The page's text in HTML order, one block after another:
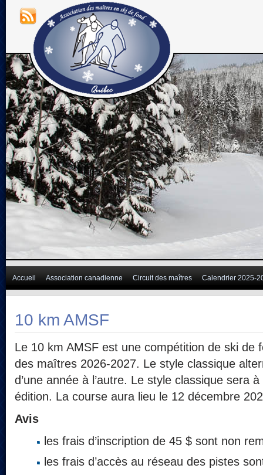
Accueil Association canadienne Circuit des maîtres Calendrier 2025-
10 km AMSF
Le 10 km AMSF est une compétition de ski de
des maîtres 2026-2027. Le style classique
d’une année à l’autre. Le style classique sera
édition. La course aura lieu le 12 décembre
Avis
les frais d’inscription de 45 $ sont non
les frais d’accès au réseau des pistes